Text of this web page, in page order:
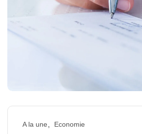
A la une Economie